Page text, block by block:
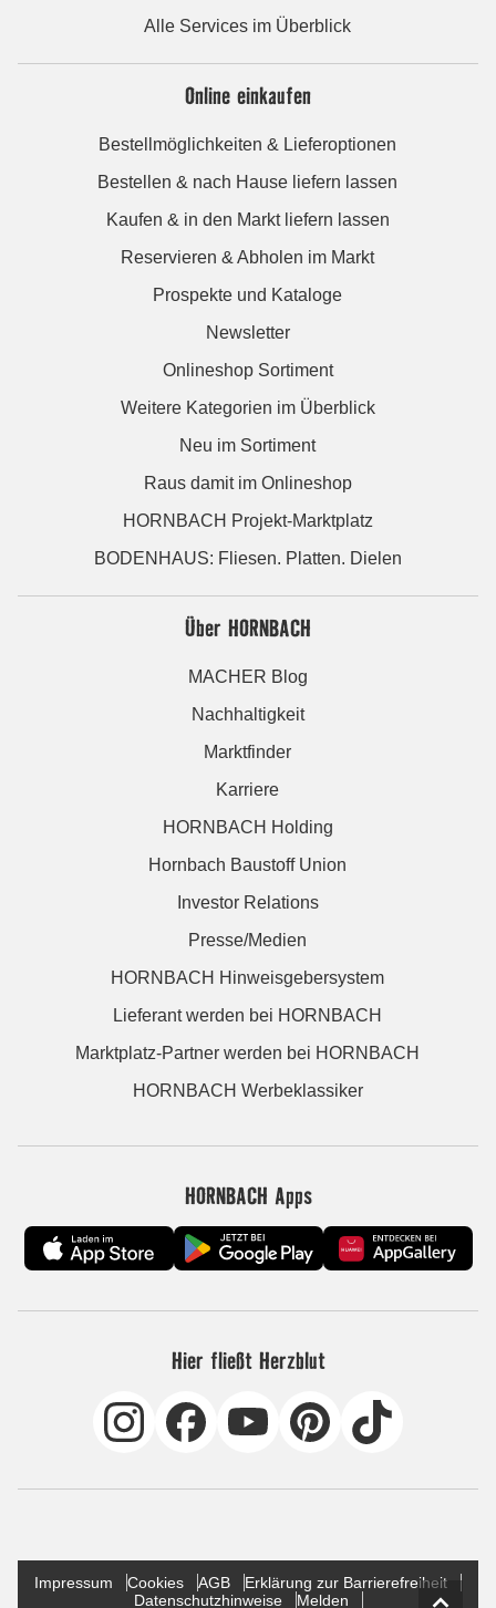
Alle Services im Überblick
Online einkaufen
Bestellmöglichkeiten & Lieferoptionen
Bestellen & nach Hause liefern lassen
Kaufen & in den Markt liefern lassen
Reservieren & Abholen im Markt
Prospekte und Kataloge
Newsletter
Onlineshop Sortiment
Weitere Kategorien im Überblick
Neu im Sortiment
Raus damit im Onlineshop
HORNBACH Projekt-Marktplatz
BODENHAUS: Fliesen. Platten. Dielen
Über HORNBACH
MACHER Blog
Nachhaltigkeit
Marktfinder
Karriere
HORNBACH Holding
Hornbach Baustoff Union
Investor Relations
Presse/Medien
HORNBACH Hinweisgebersystem
Lieferant werden bei HORNBACH
Marktplatz-Partner werden bei HORNBACH
HORNBACH Werbeklassiker
HORNBACH Apps
Hier fließt Herzblut
Impressum Cookies AGB
Erklärung zur Barrierefreiheit
Datenschutzhinweise
Melden